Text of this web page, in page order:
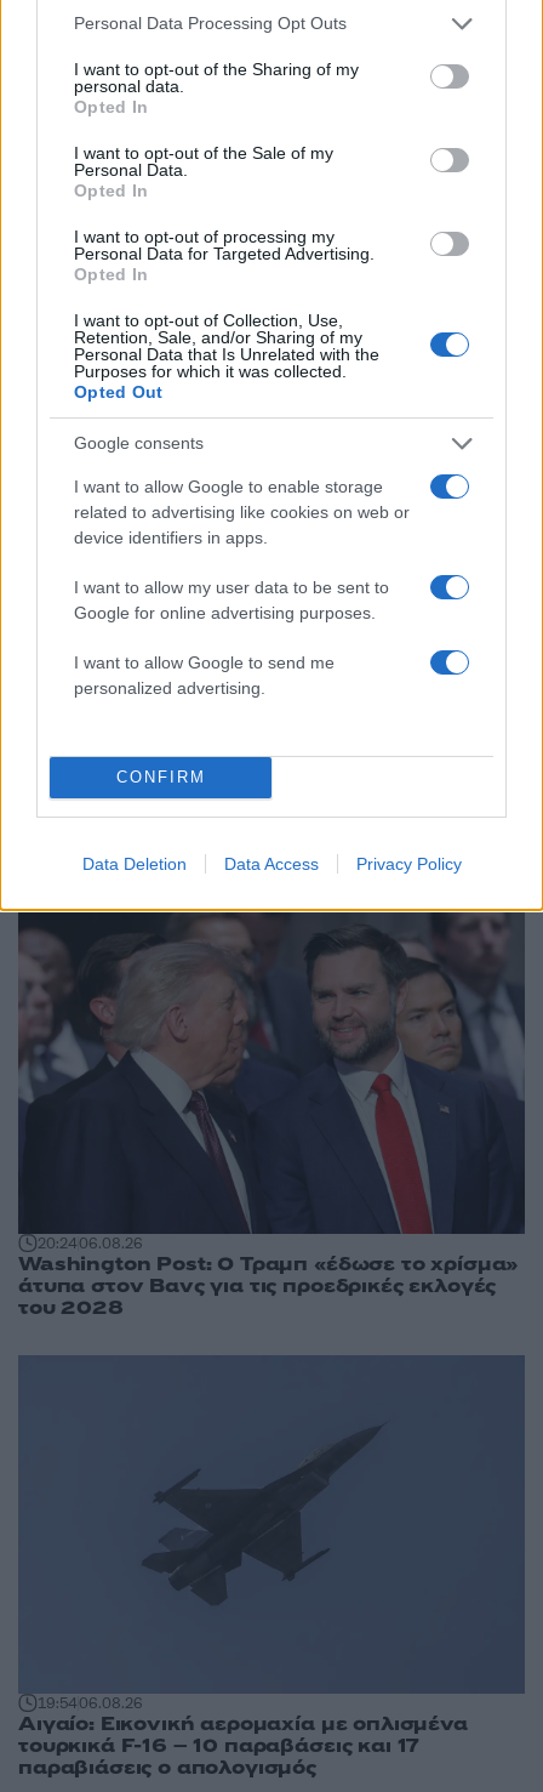
Please note that this website/app uses one or more Google
not limited to your visit or usage behaviour. You may click to
grant or deny consent to Google and its third-party tags to
use your data for below specified purposes in below Google
consent section.
Personal Data Processing Opt Outs
I want to opt-out of the Sharing of my
personal data.
Opted In
I want to opt-out of the Sale of my
Personal Data.
Opted In
I want to opt-out of processing my
Personal Data for Targeted Advertising.
Opted In
I want to opt-out of Collection, Use,
Retention, Sale, and/or Sharing of my
Personal Data that Is Unrelated with the
Purposes for which it was collected.
Opted Out
Google consents
I want to allow Google to enable storage
related to advertising like cookies on web or
device identifiers in apps.
I want to allow my user data to be sent to
Google for online advertising purposes.
I want to allow Google to send me
personalized advertising.
CONFIRM
Data Deletion Data Access Privacy Policy
χειριστής και ο Έλληνας διερμηνέας
«Ανησυχώ μήπως ξεχνάει πόσο πολύ τον
χρειαζόμαστε»
Πιο σχολιασμένα
Μητσοτάκης στην υπογραφή συμφωνίας
για την ηλεκτρική διασύνδεση Ελλάδας –
Κύπρου: «Ισχυρή ψήφος εμπιστοσύνης» η
είσοδος της Meridiam στην GSI
Canadair 515: Οι πρώτες εικόνες από την
κατασκευή του αεροσκάφους που θα
επιχειρεί και τη νύχτα στα μέτωπα της
φωτιάς
Αυγερινός, Μουτσάτσου και ακόμη 20
πρώην στελέχη κατά Καρυστιανού: «Δεν
αποχωρήσαμε για καρέκλες», αιχμές για
«συγκεντρωτικό μοντέλο»
Το πολωμένο μελτέμι που τροφοδότησε
τις φωτιές σε Αττική και Βοιωτία: «Από τα
ισχυρότερα επεισόδια των τελευταίων 50
χρόνων»
καταστροφικό πέρασμα της φωτιάς –
Ξεκίνησε η αυτοψία στα καμένα σπίτια
Ελλάδα: Περισσότερα
άρθρα
20:2406.08.26
Washington Post: Ο Τραμπ «έδωσε το χρίσμα»
άτυπα στον Βανς για τις προεδρικές εκλογές
του 2028
19:5406.08.26
Αιγαίο: Εικονική αερομαχία με οπλισμένα
τουρκικά F-16 – 10 παραβάσεις και 17
παραβιάσεις ο απολογισμός